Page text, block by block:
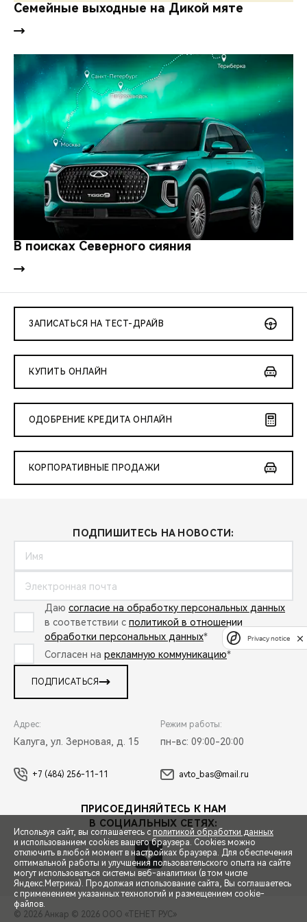
СПЕЦПРЕДЛОЖЕНИЯ
ЗАПИСЬ НА ТЕСТ-ДРАЙВ
CHERY И СПОРТ
НАШИ МЕРОПРИЯТИЯ
ВИДЕООБЗОРЫ
CHERY ДЛЯ ДЕТЕЙ
Семейные выходные на Дикой мяте
В поисках Северного сияния
ЗАПИСАТЬСЯ НА ТЕСТ-ДРАЙВ
КУПИТЬ ОНЛАЙН
ОДОБРЕНИЕ КРЕДИТА ОНЛАЙН
КОРПОРАТИВНЫЕ ПРОДАЖИ
ПОДПИШИТЕСЬ НА НОВОСТИ:
Даю согласие на обработку персональных данных
в соответствии с политикой в отношении
обработки персональных данных*
Согласен на рекламную коммуникацию*
ПОДПИСАТЬСЯ
Адрес:
Калуга, ул. Зерновая, д. 15
Режим работы:
пн-вс: 09:00-20:00
+7 (484) 256-11-11 avto_bas@mail.ru
ПРИСОЕДИНЯЙТЕСЬ К НАМ
В СОЦИАЛЬНЫХ СЕТЯХ:
© 2026 Анкар © 2026 ООО «ТЕНЕТ РУС»
Используя сайт, вы соглашаетесь с политикой обработки данных
и использованием cookies вашего браузера. Cookies можно
отключить в любой момент в настройках браузера. Для обеспечения
оптимальной работы и улучшения пользовательского опыта на сайте
могут использоваться системы веб-аналитики (в том числе
Яндекс.Метрика). Продолжая использование сайта, Вы соглашаетесь
с применением указанных технологий и размещением cookie-
файлов.
Privacy notice